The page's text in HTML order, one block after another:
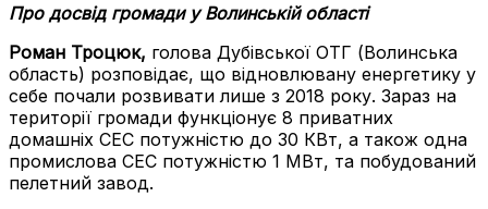
Про досвід громади у Волинській області
Роман Троцюк, голова Дубівської ОТГ (Волинська
область) розповідає, що відновлювану енергетику у
себе почали розвивати лише з 2018 року. Зараз на
території громади функціонує 8 приватних
домашніх СЕС потужністю до 30 КВт, а також одна
промислова СЕС потужністю 1 МВт, та побудований
пелетний завод.